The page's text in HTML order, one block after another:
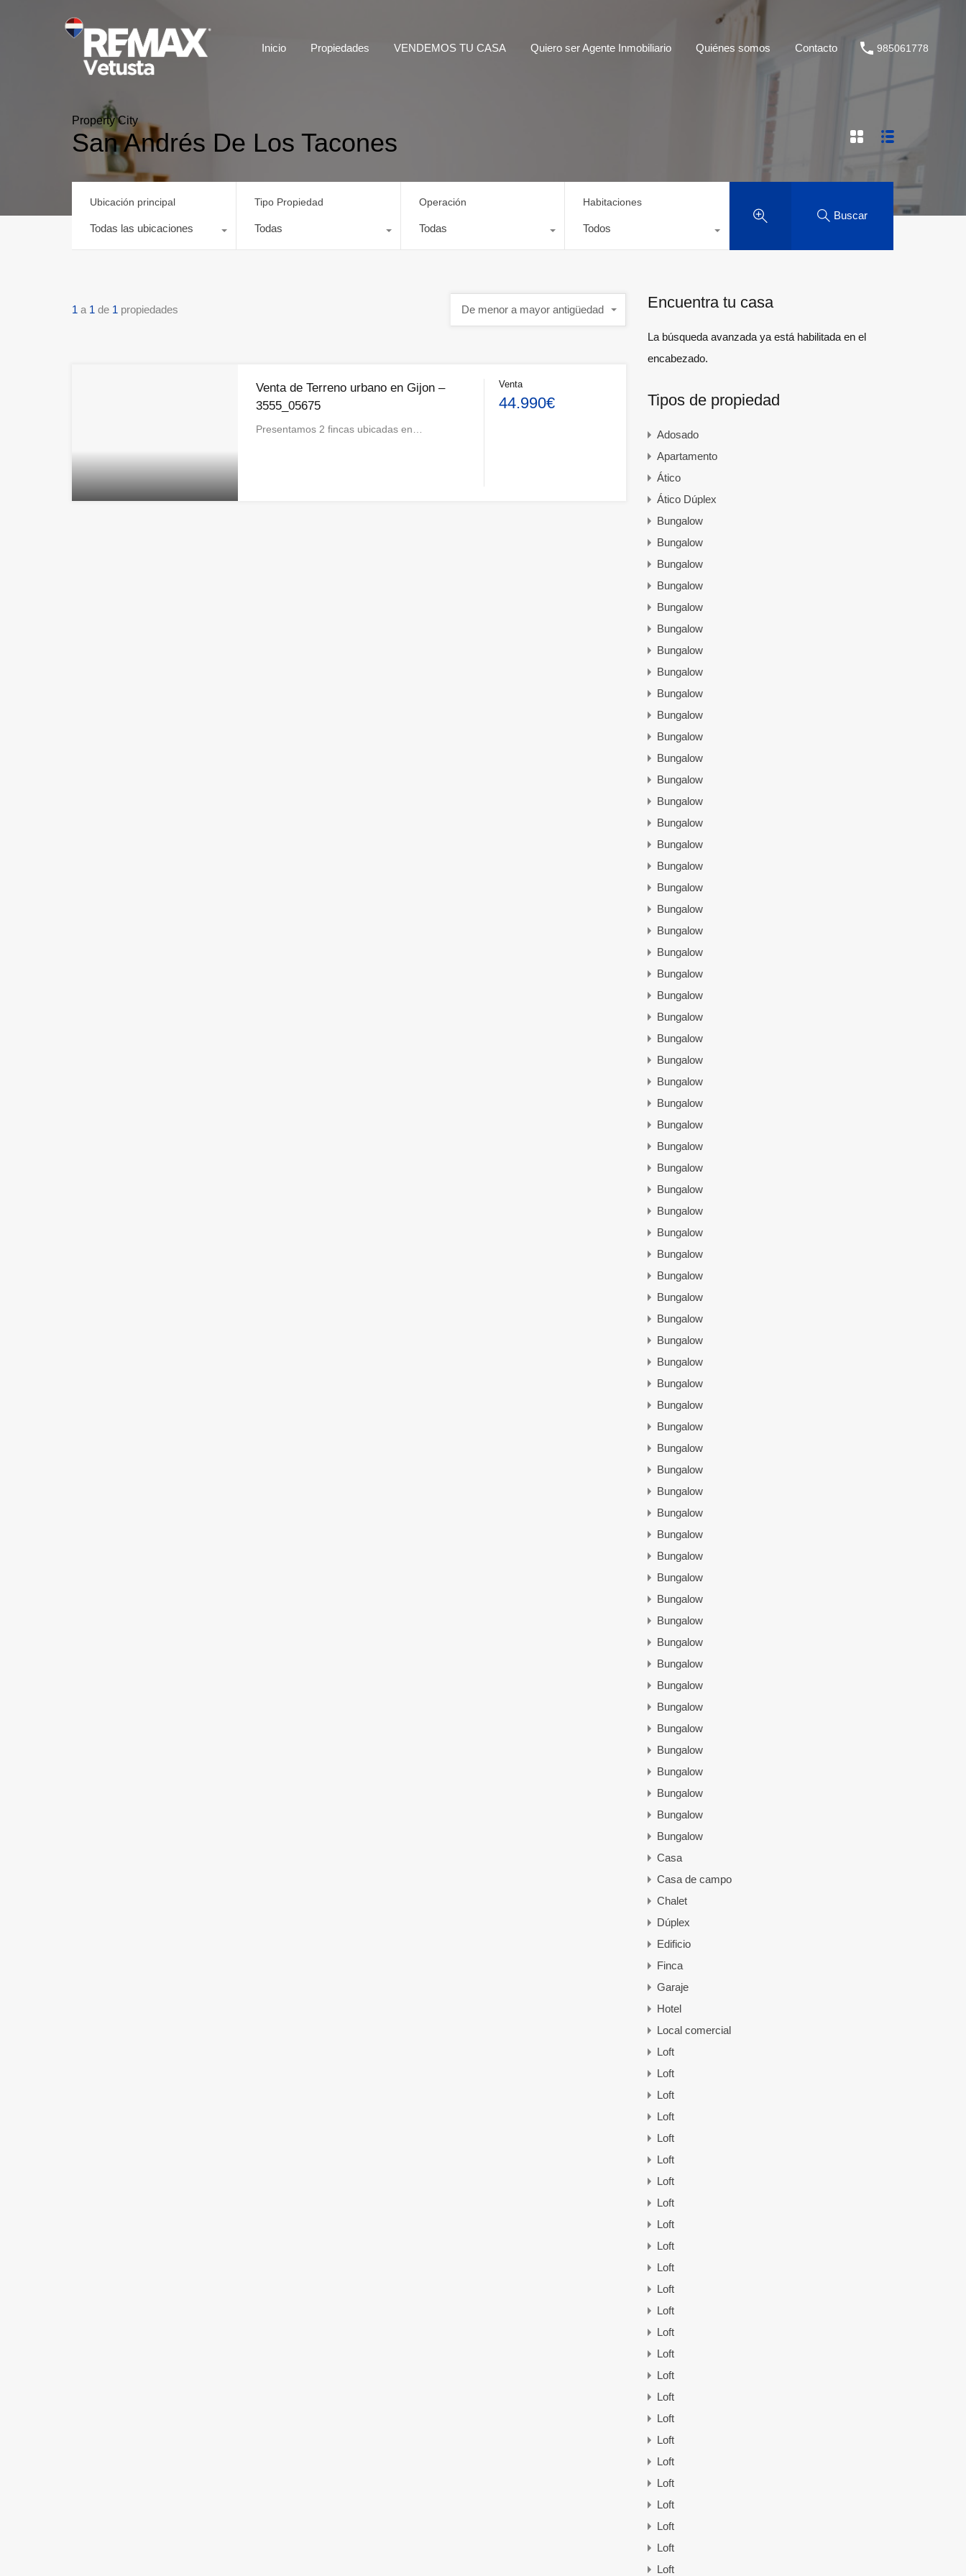
Inicio Propiedades VENDEMOS TU CASA Quiero ser Agente Inmobiliario Quiénes somos Contacto 985061778
Property City
San Andrés De Los Tacones
Ubicación principal
Todas las ubicaciones
Tipo Propiedad
Todas
Operación
Todas
Habitaciones
Todos
Buscar
1 a 1 de 1 propiedades De menor a mayor antigüedad
Venta de Terreno urbano en Gijon –
3555_05675
Presentamos 2 fincas ubicadas en…
Venta
44.990€
Encuentra tu casa
La búsqueda avanzada ya está habilitada en el
encabezado.
Tipos de propiedad
Adosado
Apartamento
Ático
Ático Dúplex
Bungalow
Bungalow
Bungalow
Bungalow
Bungalow
Bungalow
Bungalow
Bungalow
Bungalow
Bungalow
Bungalow
Bungalow
Bungalow
Bungalow
Bungalow
Bungalow
Bungalow
Bungalow
Bungalow
Bungalow
Bungalow
Bungalow
Bungalow
Bungalow
Bungalow
Bungalow
Bungalow
Bungalow
Bungalow
Bungalow
Bungalow
Bungalow
Bungalow
Bungalow
Bungalow
Bungalow
Bungalow
Bungalow
Bungalow
Bungalow
Bungalow
Bungalow
Bungalow
Bungalow
Bungalow
Bungalow
Bungalow
Bungalow
Bungalow
Bungalow
Bungalow
Bungalow
Bungalow
Bungalow
Bungalow
Bungalow
Bungalow
Bungalow
Bungalow
Bungalow
Bungalow
Bungalow
Casa
Casa de campo
Chalet
Dúplex
Edificio
Finca
Garaje
Hotel
Local comercial
Loft
Loft
Loft
Loft
Loft
Loft
Loft
Loft
Loft
Loft
Loft
Loft
Loft
Loft
Loft
Loft
Loft
Loft
Loft
Loft
Loft
Loft
Loft
Loft
Loft